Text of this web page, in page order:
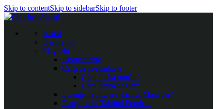
Skip to contentSkip to sidebarSkip to footer
Acasă
Despre noi
Magazin
Abonamente
Cărți de specialitate
Cărți limba română
Cărți limba engleza
Licențe „Software Tactics Manager”
Planșe, folii Taktifol Football